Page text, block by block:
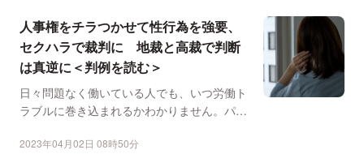
人事権をチラつかせて性行為を強要、
セクハラで裁判に 地裁と高裁で判断
は真逆に＜判例を読む＞
日々問題なく働いている人でも、いつ労働ト
ラブルに巻き込まれるかわかりません。パワ
2023年04月02日 08時50分